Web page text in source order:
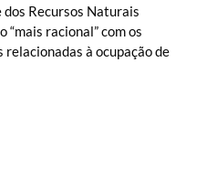
Recursos Naturais
“mais racional” com os
à ocupação de